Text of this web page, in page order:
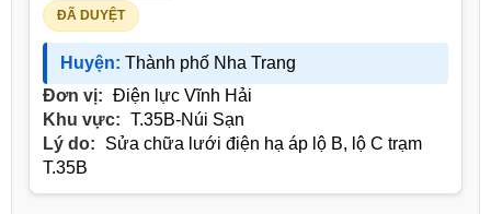
ĐÃ DUYỆT
Huyện: Thành phố Nha Trang
Đơn vị: Điện lực Vĩnh Hải
Khu vực: T.35B-Núi Sạn
Lý do:
Sửa chữa lưới điện hạ áp lộ B, lộ C trạm
T.35B